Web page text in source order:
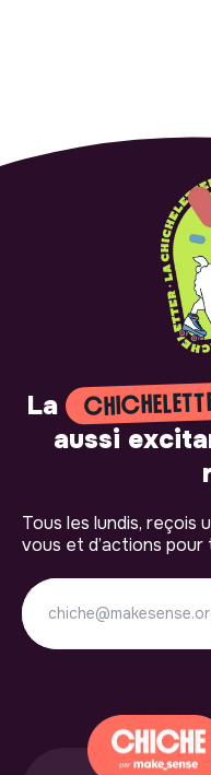
La
aussi
Tous les lundis, reçois
vous et d’actions